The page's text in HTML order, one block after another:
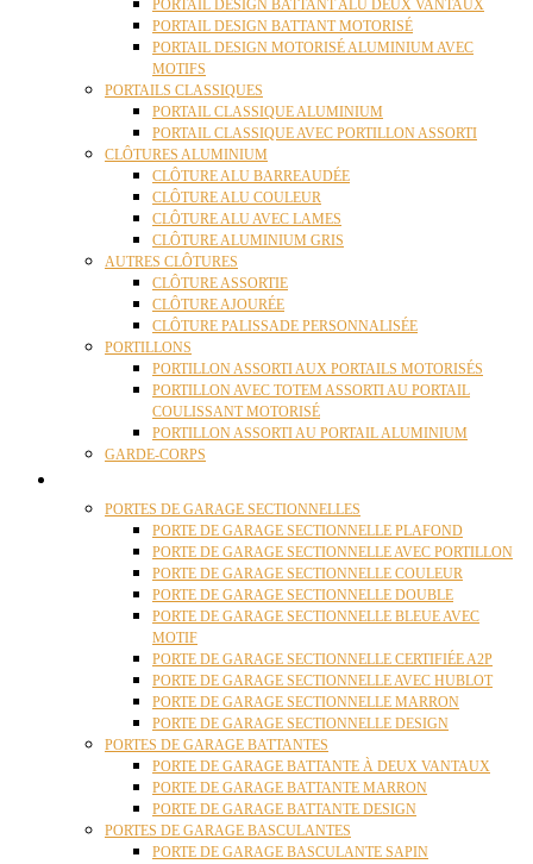
PORTAIL DESIGN BATTANT ALU DEUX VANTAUX
PORTAIL DESIGN BATTANT MOTORISÉ
PORTAIL DESIGN MOTORISÉ ALUMINIUM AVEC
MOTIFS
PORTAILS CLASSIQUES
PORTAIL CLASSIQUE ALUMINIUM
PORTAIL CLASSIQUE AVEC PORTILLON ASSORTI
CLÔTURES ALUMINIUM
CLÔTURE ALU BARREAUDÉE
CLÔTURE ALU COULEUR
CLÔTURE ALU AVEC LAMES
CLÔTURE ALUMINIUM GRIS
AUTRES CLÔTURES
CLÔTURE ASSORTIE
CLÔTURE AJOURÉE
CLÔTURE PALISSADE PERSONNALISÉE
PORTILLONS
PORTILLON ASSORTI AUX PORTAILS MOTORISÉS
PORTILLON AVEC TOTEM ASSORTI AU PORTAIL
COULISSANT MOTORISÉ
PORTILLON ASSORTI AU PORTAIL ALUMINIUM
GARDE-CORPS
PORTES DE GARAGE SECTIONNELLES
PORTE DE GARAGE SECTIONNELLE PLAFOND
PORTE DE GARAGE SECTIONNELLE AVEC PORTILLON
PORTE DE GARAGE SECTIONNELLE COULEUR
PORTE DE GARAGE SECTIONNELLE DOUBLE
PORTE DE GARAGE SECTIONNELLE BLEUE AVEC
MOTIF
PORTE DE GARAGE SECTIONNELLE CERTIFIÉE A2P
PORTE DE GARAGE SECTIONNELLE AVEC HUBLOT
PORTE DE GARAGE SECTIONNELLE MARRON
PORTE DE GARAGE SECTIONNELLE DESIGN
PORTES DE GARAGE BATTANTES
PORTE DE GARAGE BATTANTE À DEUX VANTAUX
PORTE DE GARAGE BATTANTE MARRON
PORTE DE GARAGE BATTANTE DESIGN
PORTES DE GARAGE BASCULANTES
PORTE DE GARAGE BASCULANTE SAPIN